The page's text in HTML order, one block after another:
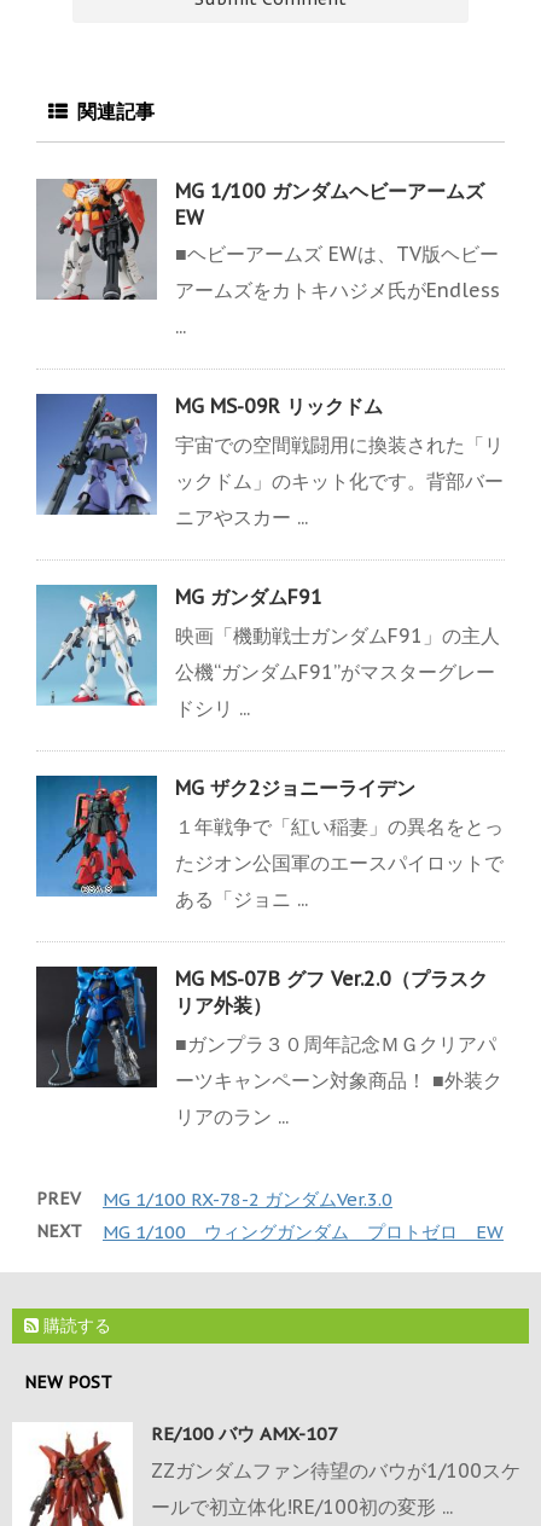
関連記事
MG 1/100 ガンダムヘビーアームズ
EW
■ヘビーアームズ EWは、TV版ヘビー
アームズをカトキハジメ氏がEndless
...
MG MS-09R リックドム
宇宙での空間戦闘用に換装された「リ
ックドム」のキット化です。背部バー
ニアやスカー ...
MG ガンダムF91
映画「機動戦士ガンダムF91」の主人
公機“ガンダムF91”がマスターグレー
ドシリ ...
MG ザク2ジョニーライデン
１年戦争で「紅い稲妻」の異名をとっ
たジオン公国軍のエースパイロットで
ある「ジョニ ...
MG MS-07B グフ Ver.2.0（プラスク
リア外装）
■ガンプラ３０周年記念ＭＧクリアパ
ーツキャンペーン対象商品！ ■外装ク
リアのラン ...
PREV MG 1/100 RX-78-2 ガンダムVer.3.0
NEXT MG 1/100 ウィングガンダム プロトゼロ EW
購読する
NEW POST
RE/100 バウ AMX-107
ZZガンダムファン待望のバウが1/100スケ
ールで初立体化!RE/100初の変形 ...